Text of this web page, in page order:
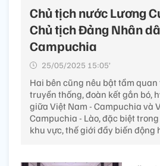
Chủ tịch nước Lương
Chủ tịch Đảng Nhân
Campuchia
25/05/2025 15:05’
Hai bên cũng nêu bật tầm
truyền thống, đoàn kết gắn bó,
giữa Việt Nam - Campuchia và
Campuchia - Lào, đặc biệt
khu vực, thế giới đầy biến động